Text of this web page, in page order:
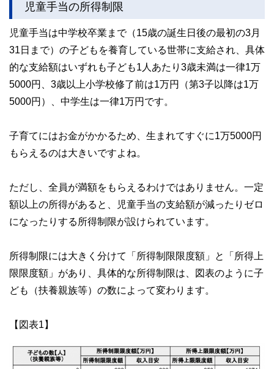
児童手当の所得制限
児童手当は中学校卒業まで（15歳の誕生日後の最初の3月
31日まで）の子どもを養育している世帯に支給され、具体
的な支給額はいずれも子ども1人あたり3歳未満は一律1万
5000円、3歳以上小学校修了前は1万円（第3子以降は1万
5000円）、中学生は一律1万円です。
子育てにはお金がかかるため、生まれてすぐに1万5000円
もらえるのは大きいですよね。
ただし、全員が満額をもらえるわけではありません。一定
額以上の所得があると、児童手当の支給額が減ったりゼロ
になったりする所得制限が設けられています。
所得制限には大きく分けて「所得制限限度額」と「所得上
限限度額」があり、具体的な所得制限は、図表のように子
ども（扶養親族等）の数によって変わります。
【図表1】